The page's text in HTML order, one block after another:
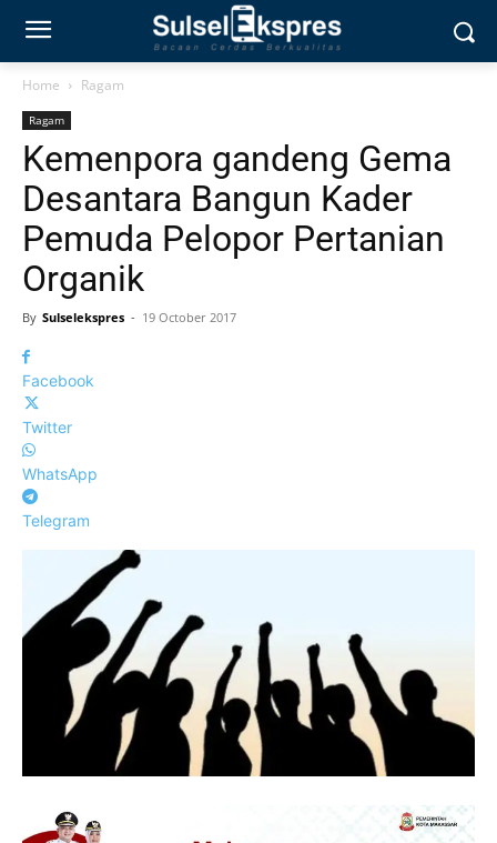
Home Ragam
Ragam
Kemenpora gandeng Gema
Desantara Bangun Kader
Pemuda Pelopor Pertanian
Organik
By Sulselekspres - 19 October 2017
Facebook
Twitter
WhatsApp
Telegram